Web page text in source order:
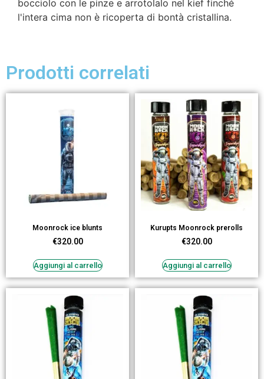
bocciolo con le pinze e arrotolalo nel kief finché
l'intera cima non è ricoperta di bontà cristallina.
Prodotti correlati
Moonrock ice blunts
€320.00
Aggiungi al carrello
Kurupts Moonrock prerolls
€320.00
Aggiungi al carrello